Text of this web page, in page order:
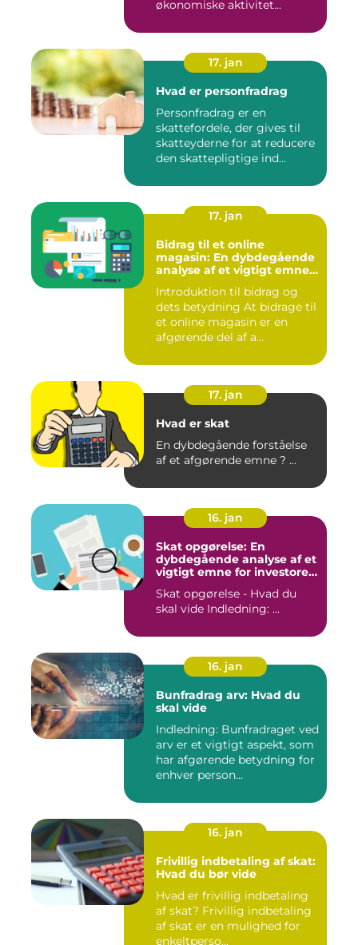
økonomiske aktivitet...
17. jan
Hvad er personfradrag
Personfradrag er en
skattefordele, der gives til
skatteyderne for at reducere
den skattepligtige ind...
17. jan
Bidrag til et online
magasin: En dybdegående
analyse af et vigtigt emne
Introduktion til bidrag og
dets betydning At bidrage til
et online magasin er en
afgørende del af a...
17. jan
Hvad er skat
En dybdegående forståelse
af et afgørende emne ? ...
16. jan
Skat opgørelse: En
dybdegående analyse af et
vigtigt emne for investorer
Skat opgørelse - Hvad du
skal vide Indledning: ...
16. jan
Bunfradrag arv: Hvad du
skal vide
Indledning: Bunfradraget ved
arv er et vigtigt aspekt, som
har afgørende betydning for
enhver person...
16. jan
Frivillig indbetaling af skat:
Hvad du bør vide
Hvad er frivillig indbetaling
af skat? Frivillig indbetaling
af skat er en mulighed for
enkeltperso...